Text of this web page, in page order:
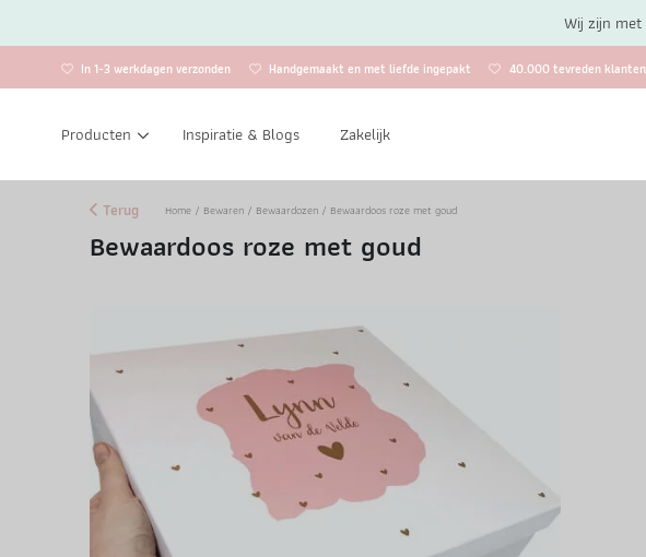
In 1-3 werkdagen verzonden Handgemaakt en met liefde ingepakt 40.000 tevreden
Producten Inspiratie & Blogs Zakelijk
Terug Home / Bewaren / Bewaardozen / Bewaardoos roze met goud
Bewaardoos roze met goud
Wij zijn